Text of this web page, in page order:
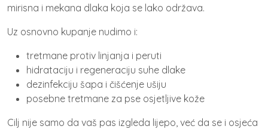
mirisna i mekana dlaka koja se lako održava.
Uz osnovno kupanje nudimo i:
tretmane protiv linjanja i peruti
hidrataciju i regeneraciju suhe dlake
dezinfekciju šapa i čišćenje ušiju
posebne tretmane za pse osjetljive kože
Cilj nije samo da vaš pas izgleda lijepo, već da se i osjeća